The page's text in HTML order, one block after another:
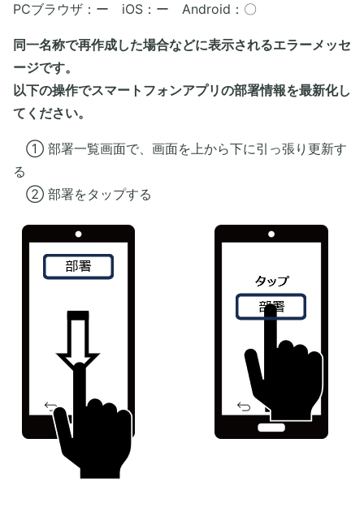
PCブラウザ：ー iOS：ー Android：〇
同一名称で再作成した場合などに表示されるエラーメッセ
ージです。
以下の操作でスマートフォンアプリの部署情報を最新化し
てください。
① 部署一覧画面で、画面を上から下に引っ張り更新す
る
② 部署をタップする